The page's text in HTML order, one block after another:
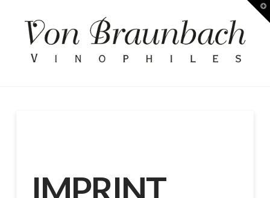
Kellerei
IMPRINT